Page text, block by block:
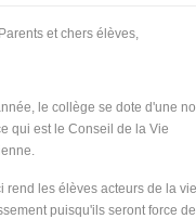
et chers élèves,
le collège se dote d'une
qui est le Conseil de la Vie
rend les élèves acteurs de la
puisqu'ils seront force de